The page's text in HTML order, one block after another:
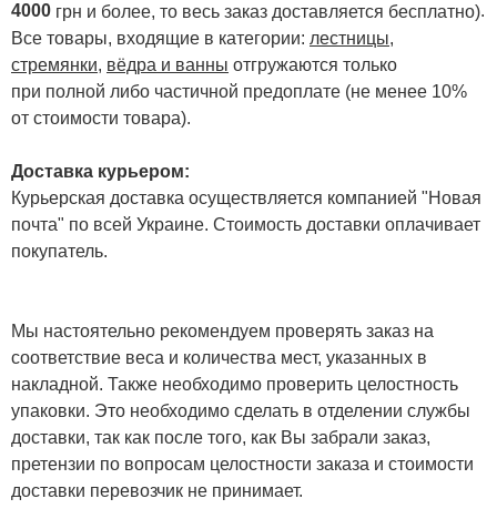
4000 грн и более, то весь заказ доставляется бесплатно).
Все товары, входящие в категории: лестницы,
стремянки, вёдра и ванны отгружаются только
при полной либо частичной предоплате (не менее 10%
от стоимости товара).
Доставка курьером:
Курьерская доставка осуществляется компанией "Новая
почта" по всей Украине. Стоимость доставки оплачивает
покупатель.
Мы настоятельно рекомендуем проверять заказ на
соответствие веса и количества мест, указанных в
накладной. Также необходимо проверить целостность
упаковки. Это необходимо сделать в отделении службы
доставки, так как после того, как Вы забрали заказ,
претензии по вопросам целостности заказа и стоимости
доставки перевозчик не принимает.